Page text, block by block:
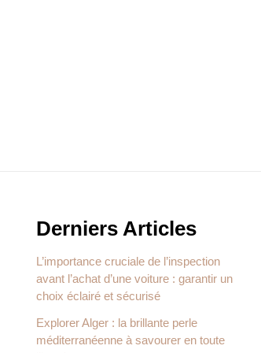
Derniers Articles
L’importance cruciale de l’inspection
avant l’achat d’une voiture : garantir un
choix éclairé et sécurisé
Explorer Alger : la brillante perle
méditerranéenne à savourer en toute